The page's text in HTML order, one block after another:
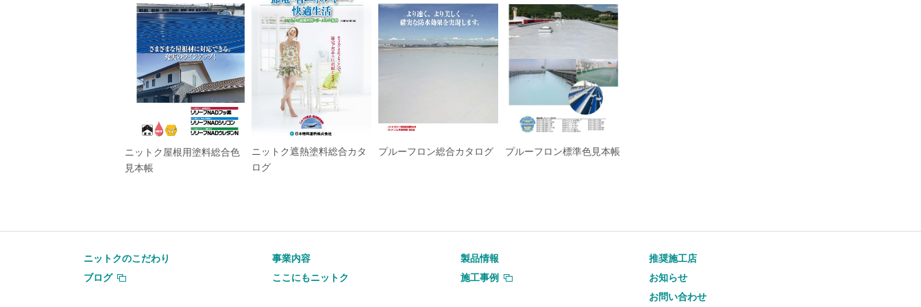
ニットク屋根用塗料総合色
見本帳
ニットク遮熱塗料総合カタ
ログ
プルーフロン総合カタログ プルーフロン標準色見本帳
ニットクのこだわり
ブログ
事業内容
ここにもニットク
製品情報
施工事例
推奨施工店
お知らせ
お問い合わせ